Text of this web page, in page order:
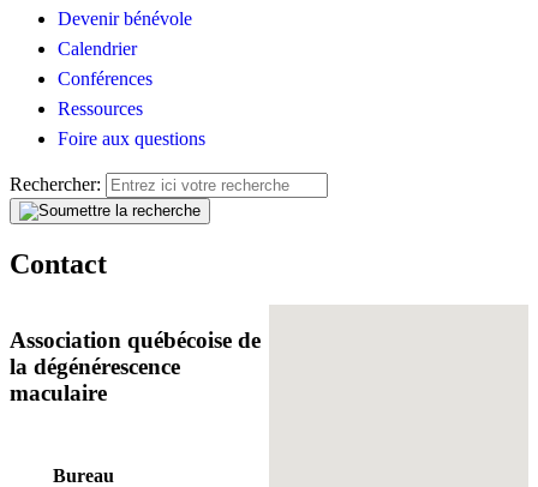
Devenir bénévole
Calendrier
Conférences
Ressources
Foire aux questions
Rechercher:
Contact
Association québécoise de
la dégénérescence
maculaire
Bureau